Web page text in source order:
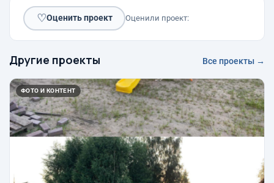
♡Оценить проект Оценили проект:
Другие проекты Все проекты →
ФОТО И КОНТЕНТ